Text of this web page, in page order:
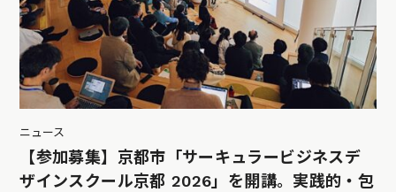
ニュース
【参加募集】京都市「サーキュラービジネスデ
ザインスクール京都 2026」を開講。実践的・包